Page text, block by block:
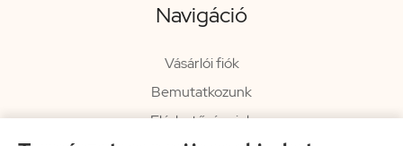
Navigáció
Vásárlói fiók
Bemutatkozunk
Elérhetőségeink